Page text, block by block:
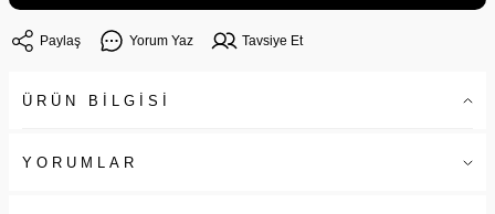
Paylaş Yorum Yaz Tavsiye Et
ÜRÜN BİLGİSİ
YORUMLAR